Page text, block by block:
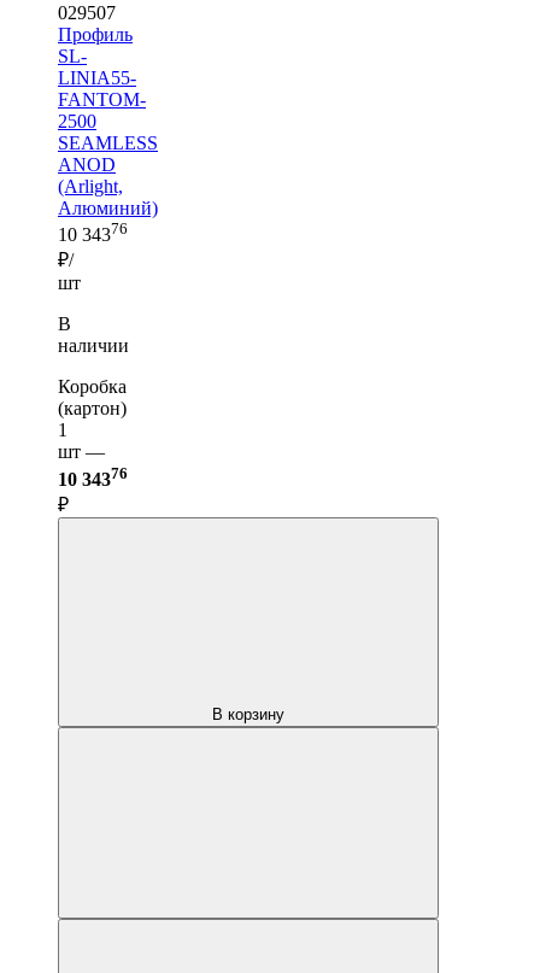
029507
Профиль
SL-
LINIA55-
FANTOM-
2500
SEAMLESS
ANOD
(Arlight,
Алюминий)
10 34376
₽/
шт
В
наличии
Коробка
(картон)
1
шт —
10 34376
₽
В корзину